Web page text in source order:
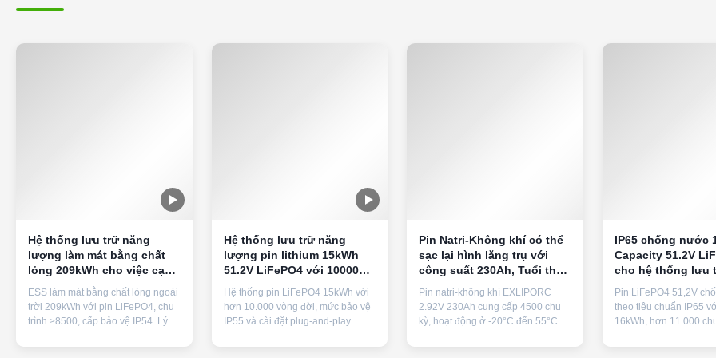
dài với khách hàng trên toàn thế giới.
Tổng quan về công ty